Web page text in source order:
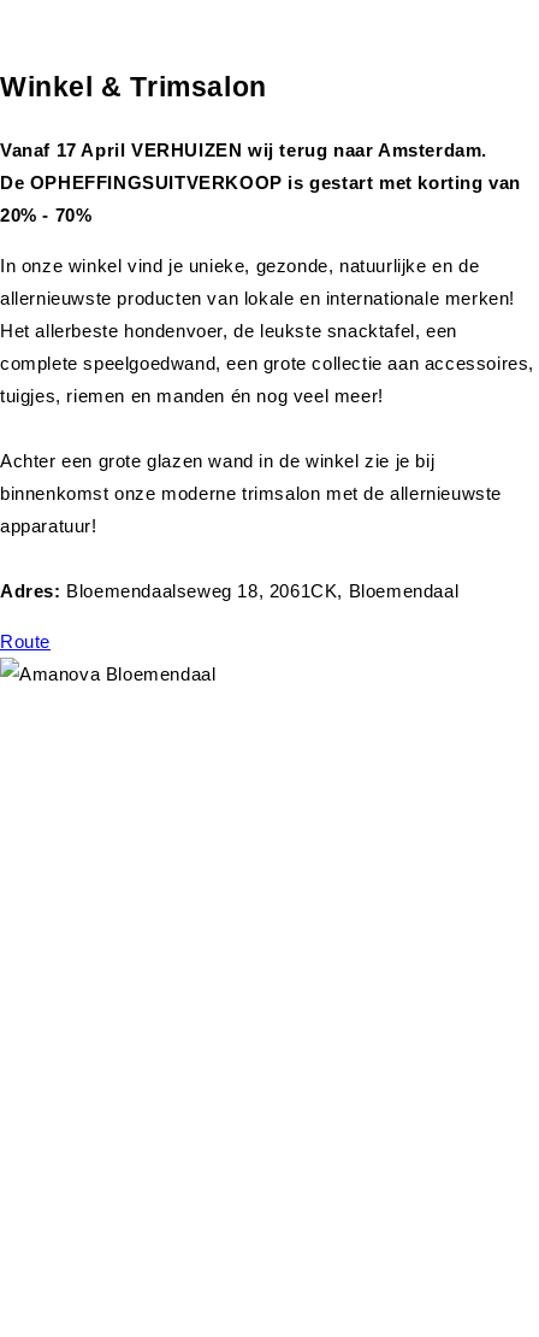
Winkel & Trimsalon
Vanaf 17 April VERHUIZEN wij terug naar Amsterdam.
De OPHEFFINGSUITVERKOOP is gestart met korting van
20% - 70%
In onze winkel vind je unieke, gezonde, natuurlijke en de
allernieuwste producten van lokale en internationale merken!
Het allerbeste hondenvoer, de leukste snacktafel, een
complete speelgoedwand, een grote collectie aan accessoires,
tuigjes, riemen en manden én nog veel meer!
Achter een grote glazen wand in de winkel zie je bij
binnenkomst onze moderne trimsalon met de allernieuwste
apparatuur!
Adres: Bloemendaalseweg 18, 2061CK, Bloemendaal
Route